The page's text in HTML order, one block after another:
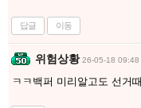
답글 이동
위험상황 26-05-18 09:48
ㅋㅋ백퍼 미리알고도 선거